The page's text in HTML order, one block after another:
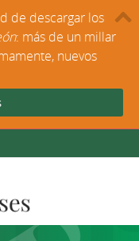
de descargar los
: más de un millar
nuevos